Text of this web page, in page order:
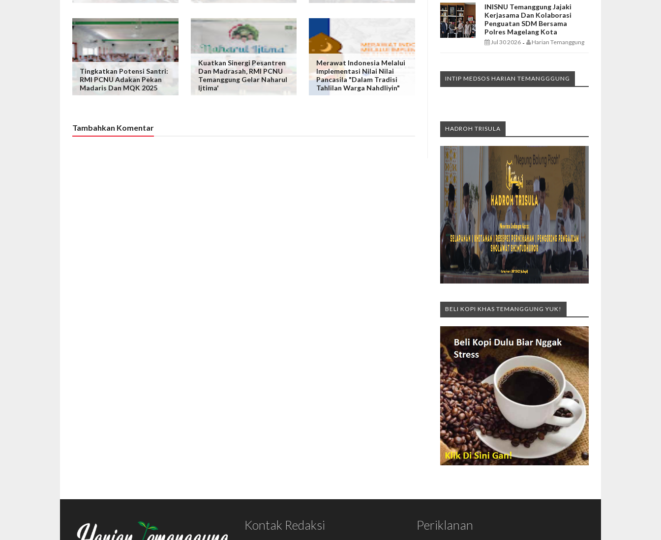
Tingkatkan Potensi Santri:
RMI PCNU Adakan Pekan
Madaris Dan MQK 2025
Kuatkan Sinergi Pesantren
Dan Madrasah, RMI PCNU
Temanggung Gelar Naharul
Ijtima'
Merawat Indonesia Melalui
Implementasi Nilai Nilai
Pancasila "Dalam Tradisi
Tahlilan Warga Nahdliyin"
Tambahkan Komentar
INISNU Temanggung Jajaki
Kerjasama Dan Kolaborasi
Penguatan SDM Bersama
Polres Magelang Kota
Jul 30 2026 - Harian Temanggung
INTIP MEDSOS HARIAN TEMANGGGUNG
HADROH TRISULA
BELI KOPI KHAS TEMANGGUNG YUK!
Kontak Redaksi Periklanan